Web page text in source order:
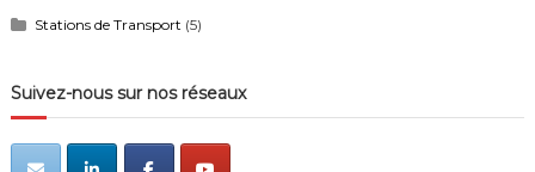
Stations de Transport (5)
Suivez-nous sur nos réseaux